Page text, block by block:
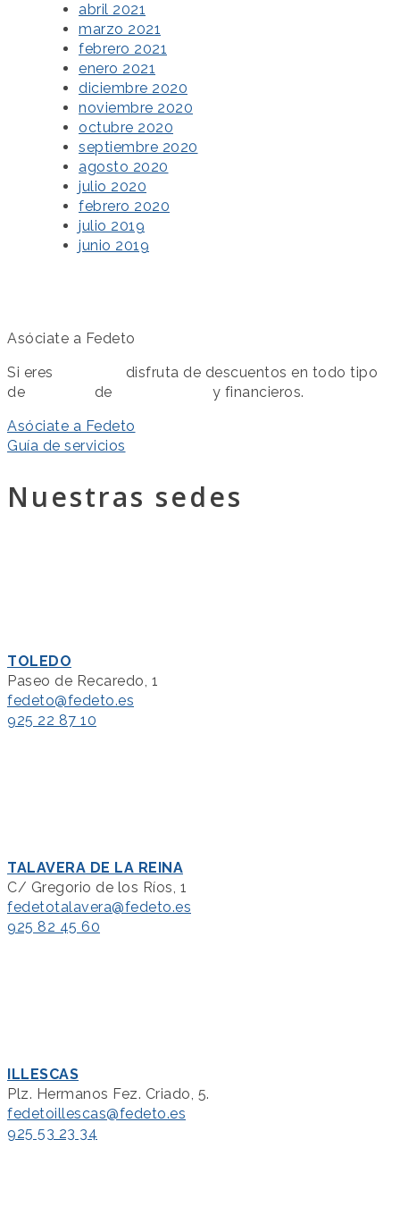
abril 2021
marzo 2021
febrero 2021
enero 2021
diciembre 2020
noviembre 2020
octubre 2020
septiembre 2020
agosto 2020
julio 2020
febrero 2020
julio 2019
junio 2019
Asóciate a Fedeto
Si eres
disfruta de descuentos en todo tipo
de
de
y financieros.
Asóciate a Fedeto
Guía de servicios
Nuestras sedes
TOLEDO
Paseo de Recaredo, 1
fedeto@fedeto.es
925 22 87 10
TALAVERA DE LA REINA
C/ Gregorio de los Ríos, 1
fedetotalavera@fedeto.es
925 82 45 60
ILLESCAS
Plz. Hermanos Fez. Criado, 5.
fedetoillescas@fedeto.es
925 53 23 34